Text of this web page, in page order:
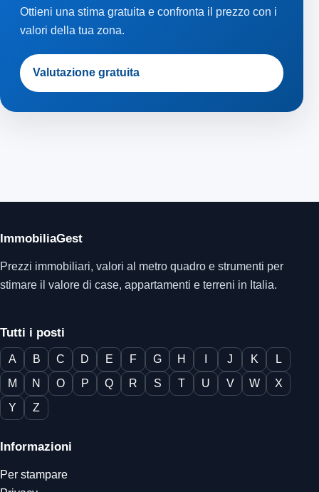
Ottieni una stima gratuita e confronta il prezzo con i
valori della tua zona.
Valutazione gratuita
ImmobiliaGest
Prezzi immobiliari, valori al metro quadro e strumenti per
stimare il valore di case, appartamenti e terreni in Italia.
Tutti i posti
A B C D E F G H J K
L
M
N O P Q R S T U V W
X
Y
Z
Informazioni
Per stampare